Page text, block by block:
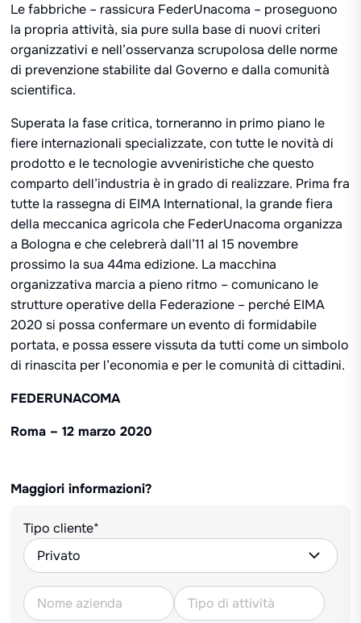
Le fabbriche – rassicura FederUnacoma – proseguono
la propria attività, sia pure sulla base di nuovi criteri
organizzativi e nell’osservanza scrupolosa delle norme
di prevenzione stabilite dal Governo e dalla comunità
scientifica.
Superata la fase critica, torneranno in primo piano le
fiere internazionali specializzate, con tutte le novità di
prodotto e le tecnologie avveniristiche che questo
comparto dell’industria è in grado di realizzare. Prima fra
tutte la rassegna di EIMA International, la grande fiera
della meccanica agricola che FederUnacoma organizza
a Bologna e che celebrerà dall’11 al 15 novembre
prossimo la sua 44ma edizione. La macchina
organizzativa marcia a pieno ritmo – comunicano le
strutture operative della Federazione – perché EIMA
2020 si possa confermare un evento di formidabile
portata, e possa essere vissuta da tutti come un simbolo
di rinascita per l’economia e per le comunità di cittadini.
FEDERUNACOMA
Roma – 12 marzo 2020
Maggiori informazioni?
Tipo cliente*